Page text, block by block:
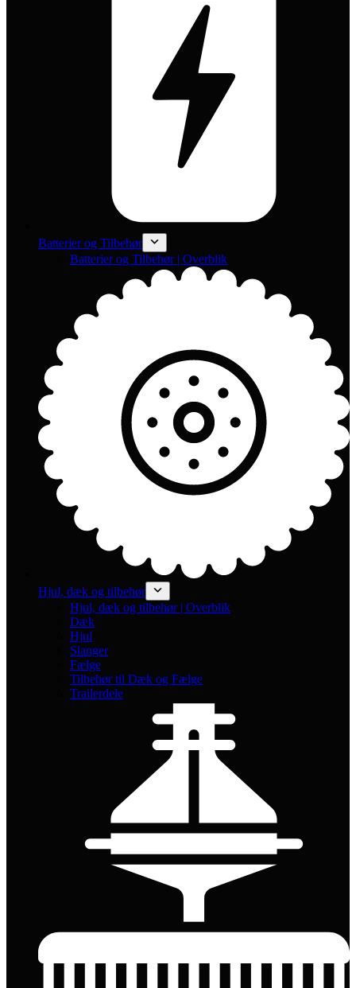
Batterier og Tilbehør
Batterier og Tilbehør | Overblik
Hjul, dæk og tilbehør
Hjul, dæk og tilbehør | Overblik
Dæk
Hjul
Slanger
Fælge
Tilbehør til Dæk og Fælge
Trailerdele